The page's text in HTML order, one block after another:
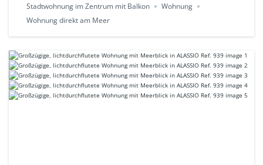
Stadtwohnung im Zentrum mit Balkon
Wohnung
Wohnung direkt am Meer